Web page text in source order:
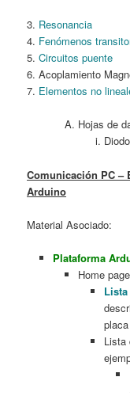
3. Resonancia
4. Fenómenos
5.Circuitos puente
6. Acoplamiento
7. Elementos no
Hojas de
Comunicación PC –
Arduino
Material Asociado:
Plataforma
Home
Lista